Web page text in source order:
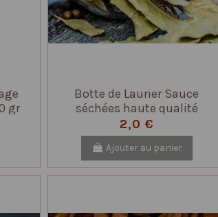
gr
Botte de Laurier Sauce
séchées haute qualité
2,0 €
Ajouter au panier